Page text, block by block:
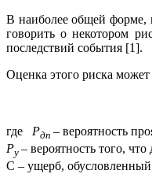
В наиболее общей форме,
говорить о некотором
последствий события [1].
Оценка этого риска
где Рдп – вероятность
Ру – вероятность того,
С – ущерб,